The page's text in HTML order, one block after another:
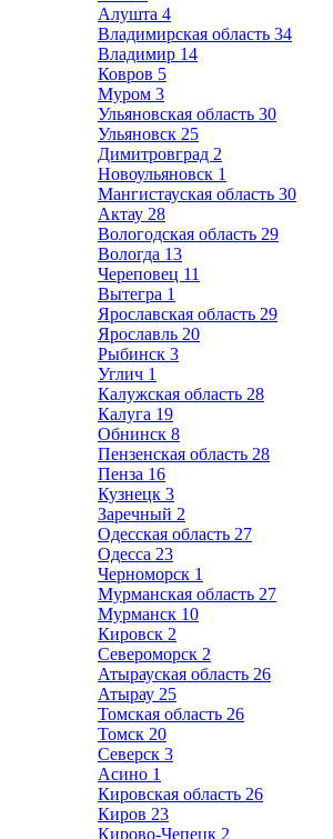
Алушта 4
Владимирская область 34
Владимир 14
Ковров 5
Муром 3
Ульяновская область 30
Ульяновск 25
Димитровград 2
Новоульяновск 1
Мангистауская область 30
Актау 28
Вологодская область 29
Вологда 13
Череповец 11
Вытегра 1
Ярославская область 29
Ярославль 20
Рыбинск 3
Углич 1
Калужская область 28
Калуга 19
Обнинск 8
Пензенская область 28
Пенза 16
Кузнецк 3
Заречный 2
Одесская область 27
Одесса 23
Черноморск 1
Мурманская область 27
Мурманск 10
Кировск 2
Североморск 2
Атырауская область 26
Атырау 25
Томская область 26
Томск 20
Северск 3
Асино 1
Кировская область 26
Киров 23
Кирово-Чепецк 2